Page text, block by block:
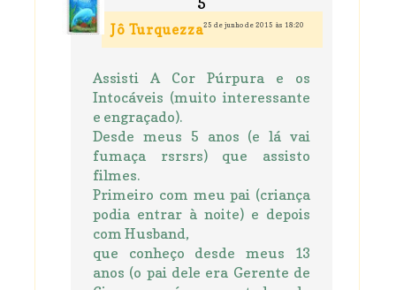
Jô Turquezza25 de junho de 2015 às 18:20
Assisti A Cor Púrpura e os
Intocáveis (muito interessante
e engraçado).
Desde meus 5 anos (e lá vai
fumaça rsrsrs) que assisto
filmes.
Primeiro com meu pai (criança
podia entrar à noite) e depois
com Husband,
que conheço desde meus 13
anos (o pai dele era Gerente de